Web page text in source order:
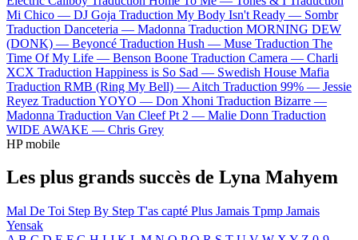
Mi Chico — DJ Goja Traduction My Body Isn't Ready — Sombr
Traduction Danceteria — Madonna Traduction MORNING DEW
(DONK) — Beyoncé Traduction Hush — Muse Traduction The
Time Of My Life — Benson Boone Traduction Camera — Charli
XCX Traduction Happiness is So Sad — Swedish House Mafia
Traduction RMB (Ring My Bell) — Aitch Traduction 99% — Jessie
Reyez Traduction YOYO — Don Xhoni Traduction Bizarre —
Madonna Traduction Van Cleef Pt 2 — Malie Donn Traduction
WIDE AWAKE — Chris Grey
HP mobile
Les plus grands succès de Lyna Mahyem
Mal De Toi Step By Step T'as capté Plus Jamais Tpmp Jamais
Yensak